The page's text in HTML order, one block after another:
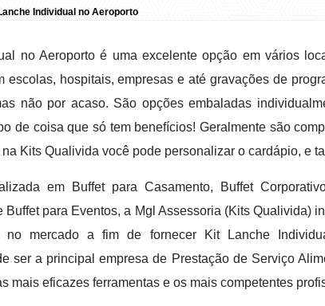
Individual no Aeroporto
no Aeroporto é uma excelente opção em vários
escolas, hospitais, empresas e até gravações de
não por acaso. São opções embaladas
de coisa que só tem benefícios! Geralmente são
Kits Qualivida você pode personalizar o cardápio, e
em Buffet para Casamento, Buffet
Buffet para Eventos, a Mgl Assessoria (Kits Qualivida)
no mercado a fim de fornecer Kit Lanche
ser a principal empresa de Prestação de Serviço
mais eficazes ferramentas e os mais competentes